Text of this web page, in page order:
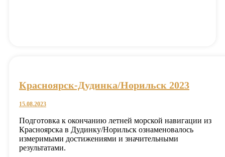
Красноярск-Дудинка/Норильск 2023
15.08.2023
Подготовка к окончанию летней морской навигации из
Красноярска в Дудинку/Норильск ознаменовалось
измеримыми достижениями и значительными
результатами.